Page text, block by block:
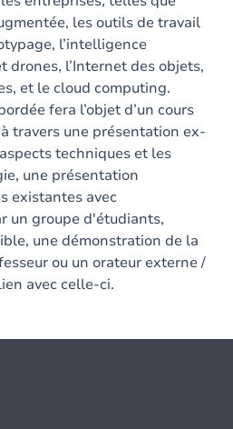
les outils de travail
l’intelligence
drones, l’Internet des objets,
et le cloud computing.
fera l’objet d’un cours
travers une présentation ex-
techniques et les
une présentation
existantes avec
un groupe d'étudiants,
une démonstration de la
ou un orateur externe /
avec celle-ci.